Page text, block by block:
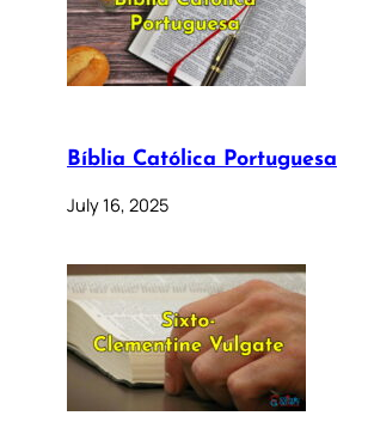
Bíblia Católica Portuguesa
July 16, 2025